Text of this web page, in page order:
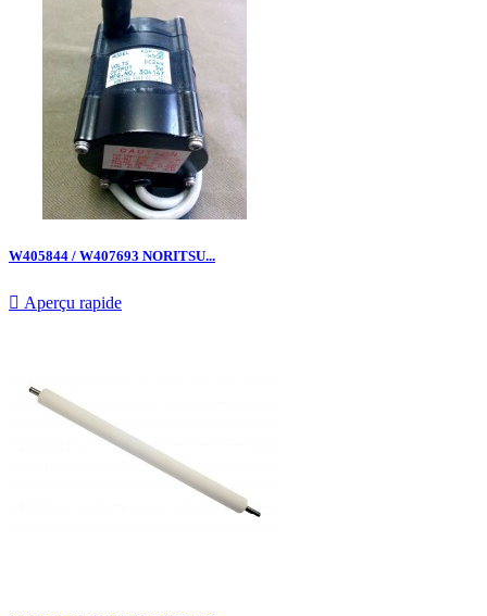
W405844 / W407693 NORITSU...
 Aperçu rapide